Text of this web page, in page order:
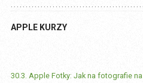
APPLE KURZY
30.3. Apple Fotky: Jak na fotografie na